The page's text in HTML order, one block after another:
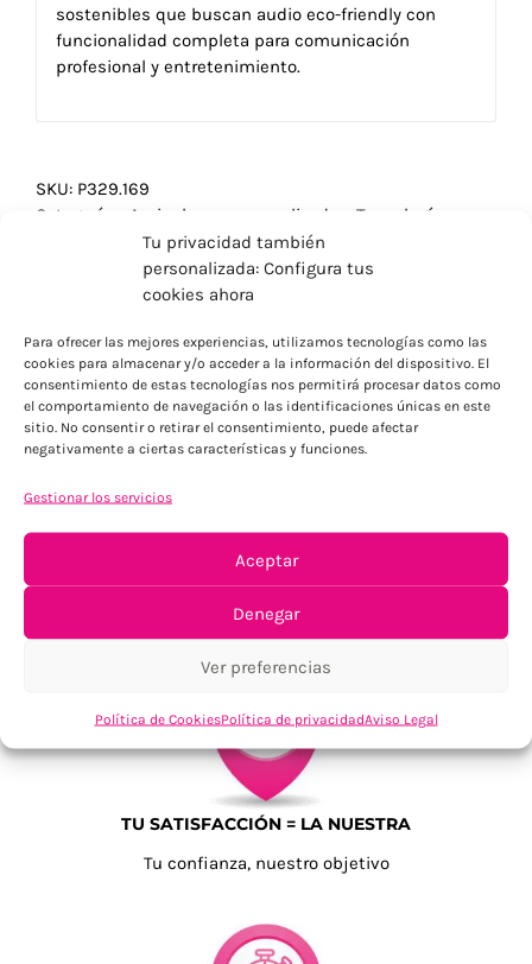
Tu privacidad también
personalizada: Configura tus
cookies ahora
Para ofrecer las mejores experiencias, utilizamos tecnologías como las
cookies para almacenar y/o acceder a la información del dispositivo. El
consentimiento de estas tecnologías nos permitirá procesar datos como
el comportamiento de navegación o las identificaciones únicas en este
sitio. No consentir o retirar el consentimiento, puede afectar
negativamente a ciertas características y funciones.
Gestionar los servicios
Aceptar
Denegar
Ver preferencias
Política de CookiesPolítica de privacidadAviso Legal
sostenibles que buscan audio eco-friendly con
funcionalidad completa para comunicación
profesional y entretenimiento.
SKU: P329.169
Categorías:
Auriculares personalizados Tecnología
ENVÍOS ECONÓMICOS
TU SATISFACCIÓN = LA NUESTRA
Tu confianza, nuestro objetivo